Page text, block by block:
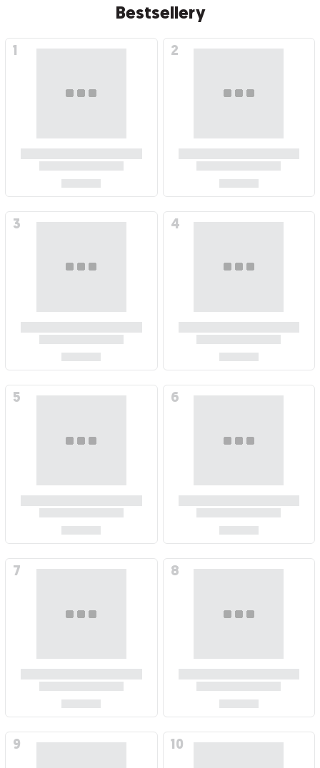
Bestsellery